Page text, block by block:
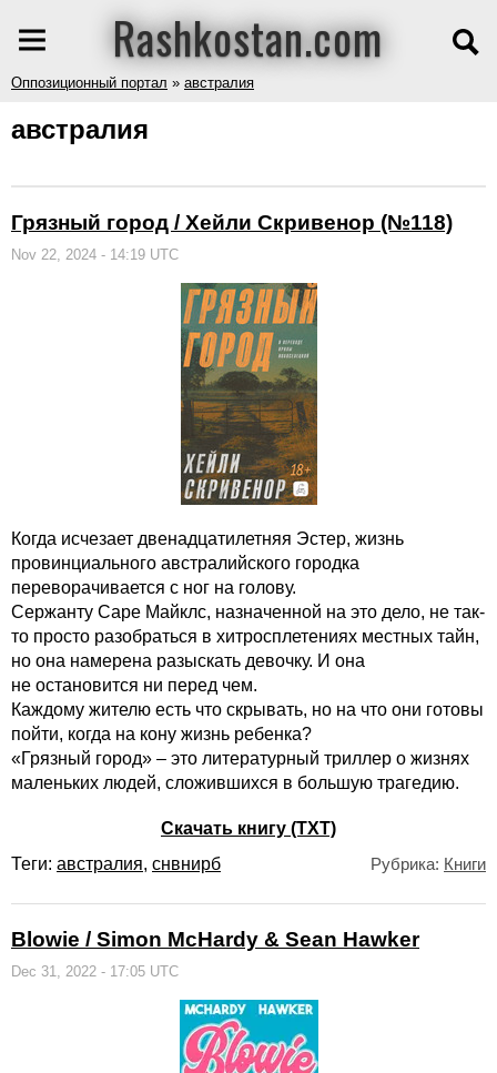
Rashkostan.com
Оппозиционный портал » австралия
австралия
Грязный город / Хейли Скривенор (№118)
Nov 22, 2024 - 14:19 UTC
Когда исчезает двенадцатилетняя Эстер, жизнь
провинциального австралийского городка
переворачивается с ног на голову.
Сержанту Саре Майклс, назначенной на это дело, не так-
то просто разобраться в хитросплетениях местных тайн,
но она намерена разыскать девочку. И она
не остановится ни перед чем.
Каждому жителю есть что скрывать, но на что они готовы
пойти, когда на кону жизнь ребенка?
«Грязный город» – это литературный триллер о жизнях
маленьких людей, сложившихся в большую трагедию.
Скачать книгу (TXT)
Теги: австралия, снвнирб Рубрика: Книги
Blowie / Simon McHardy & Sean Hawker
Dec 31, 2022 - 17:05 UTC